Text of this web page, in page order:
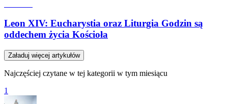
Leon XIV: Eucharystia oraz Liturgia Godzin są
oddechem życia Kościoła
Załaduj więcej artykułów
Najczęściej czytane w tej kategorii w tym miesiącu
1